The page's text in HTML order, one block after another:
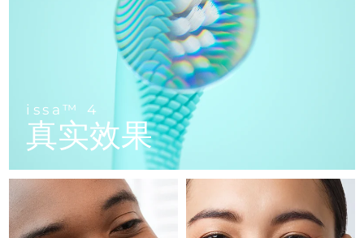
issa™ 4
真实效果
LUNA™ 4 go
For travel or gym bag
LUNA™ 护肤
Premium cleansers & balm
LUNA™ 设备
All facial cleansing devices
BEAR™ 设备
All premium facelift devices
UFO™ 3 go
Portable red light therapy
面膜
Rejuvenation & hydration
UFO™ 设备
All deep facial hydration devices
issa™ 4 baby
For ages 0-3
issa™ Teeth Whitening Set
Dual LED + sonic device & 18% PAP gel
ISSA™ 设备
All silicone sonic toothbrushes
FAQ™ 102
Advanced clinical anti-aging
FAQ™ 103
Luxurious clinical anti-aging set
FAQ™ P1 Primer
Manuka honey primer
FAQ™ 202
LED mask
FAQ™ 211
Anti-aging neck & décolleté LED mask
FAQ™ 221
Anti-aging LED hand mask
FAQ™ 301
LED hair strengthening scalp massager
FAQ™ Scalp Serum
Scalp recovery probiotic serum
FAQ™护肤品
All FAQ™ skincare
肌肤年轻化
FAQ™ 501
Full-Spectrum Red Light Therapy
FAQ™ 502
Full-Spectrum Red Light Therapy
FAQ™ Red Light Serum
保健品
预计送达日期
预计送达日期
丹麦
爱沙尼亚 预计送达日期09/08/2026
芬兰 预计送达日期09/08/2026